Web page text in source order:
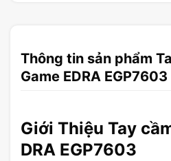
Thông tin sản phẩm
Game EDRA EGP7603
Giới Thiệu Tay
DRA EGP7603